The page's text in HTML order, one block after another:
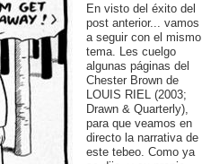
En visto del éxito del
post anterior... vamos
a seguir con el mismo
tema. Les cuelgo
algunas páginas del
Chester Brown de
LOUIS RIEL (2003;
Drawn & Quarterly),
para que veamos en
directo la narrativa de
este tebeo. Como ya